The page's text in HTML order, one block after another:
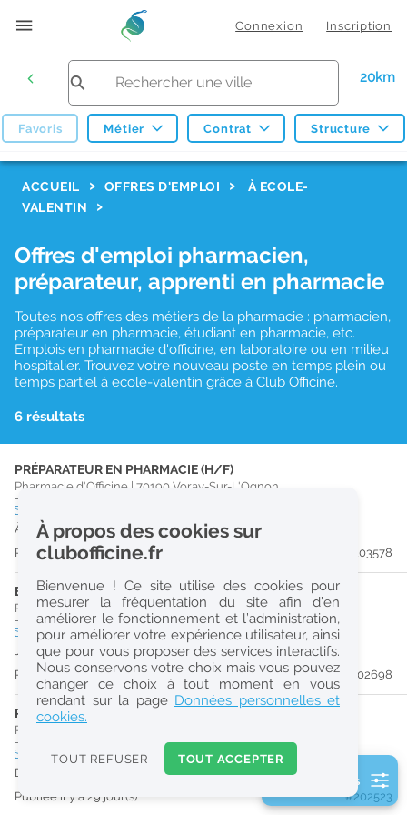
Connexion Inscription
20km
Favoris Métier Contrat Structure
Réinitialiser
2
0
k
Consulter les offres de la France d'outre-mer
ACCUEIL OFFRES D'EMPLOI
À ECOLE-
VALENTIN
Offres d'emploi pharmacien,
préparateur, apprenti en pharmacie
Toutes nos offres des métiers de la pharmacie : pharmacien,
préparateur en pharmacie, étudiant en pharmacie, etc.
Emplois en pharmacie d'officine, en laboratoire ou en milieu
hospitalier. Trouvez votre nouveau poste en temps plein ou
temps partiel à ecole-valentin grâce à Club Officine.
6 résultats
PRÉPARATEUR EN PHARMACIE (H/F)
Pharmacie d'Officine | 70190 Voray-Sur-L'Ognon
À partir du 31/08/26
Publiée il y a 13 jour(s)
#203578
ETUDIANT EN PHARMACIE (H/F)
Pharmacie d'Officine|25320Montferrand-Le-Château
CDDtemps partiel
Jusqu'au 30/12/27
Publiée il y a 26 jour(s)
#202698
PRÉPARATEUR EN PHARMACIE (H/F)
Pharmacie d'Officine
CDItemps plein
Dès que possible
Publiée il y a 29 jour(s)
#202523
2 filtre(s) actifs
À propos des cookies sur
clubofficine.fr
Bienvenue ! Ce site utilise des cookies pour
mesurer la fréquentation du site afin d’en
améliorer le fonctionnement et l’administration,
pour améliorer votre expérience utilisateur, ainsi
que pour vous proposer des services interactifs.
Nous conservons votre choix mais vous pouvez
changer ce choix à tout moment en vous
rendant sur la page Données personnelles et
cookies.
TOUT REFUSER TOUT ACCEPTER